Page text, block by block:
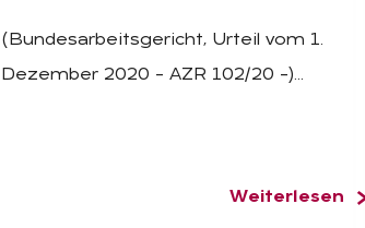
(Bundesarbeitsgericht, Urteil vom 1.
Dezember 2020 – AZR 102/20 –)…
Weiterlesen